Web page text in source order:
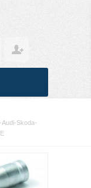
Audi-Skoda-